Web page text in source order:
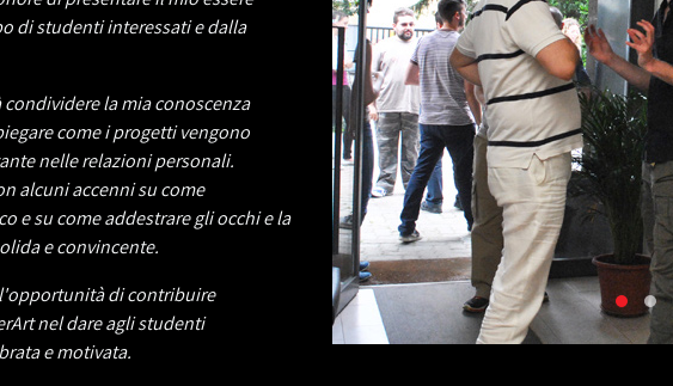
di studenti interessati e dalla
la mia conoscenza
come i progetti vengono
nelle relazioni personali.
alcuni accenni su come
e su come addestrare gli occhi e la
e convincente.
di contribuire
nel dare agli studenti
e motivata.